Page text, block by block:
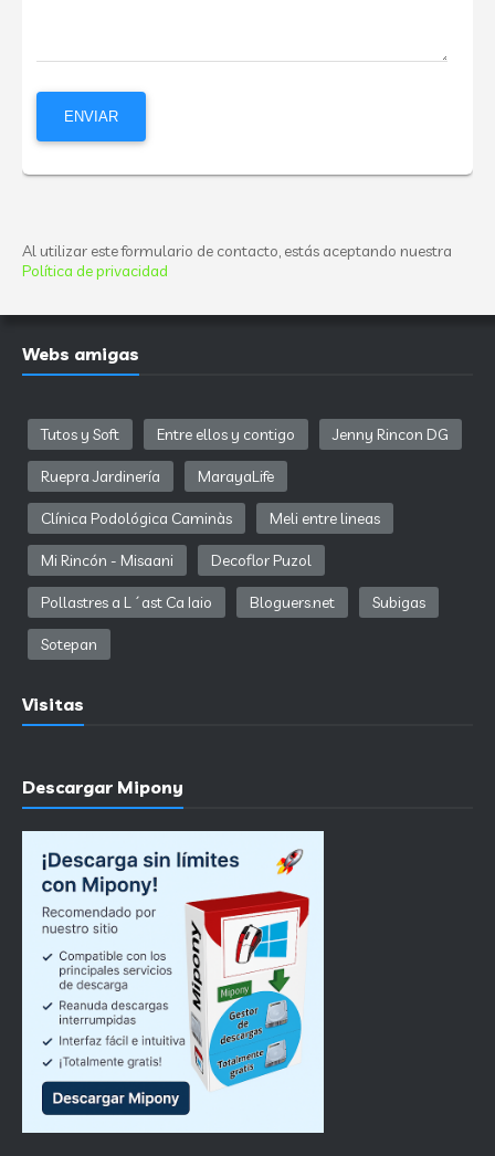
Al utilizar este formulario de contacto, estás aceptando nuestra
Política de privacidad
Webs amigas
Tutos y Soft Entre ellos y contigo Jenny Rincon DG
Ruepra Jardinería MarayaLife
Clínica Podológica Caminàs Meli entre lineas
Mi Rincón - Misaani Decoflor Puzol
Pollastres a L´ast Ca Iaio Bloguers.net Subigas
Sotepan
Visitas
Descargar Mipony